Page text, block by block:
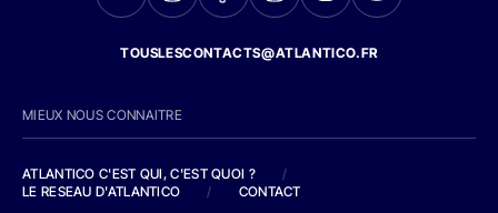
TOUSLESCONTACTS@ATLANTICO.FR
MIEUX NOUS CONNAITRE
ATLANTICO C'EST QUI, C'EST QUOI ?
/
LE RESEAU D'ATLANTICO
/ CONTACT